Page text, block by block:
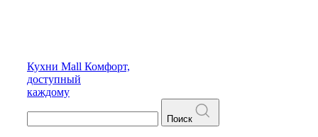
Кухни Mall Комфорт,
доступный
каждому
Поиск